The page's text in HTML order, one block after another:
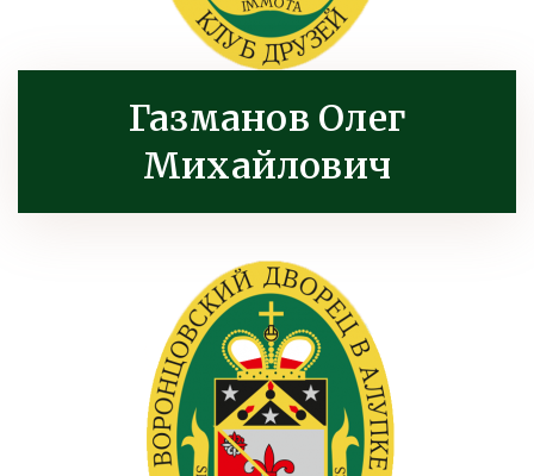
Газманов Олег
Михайлович